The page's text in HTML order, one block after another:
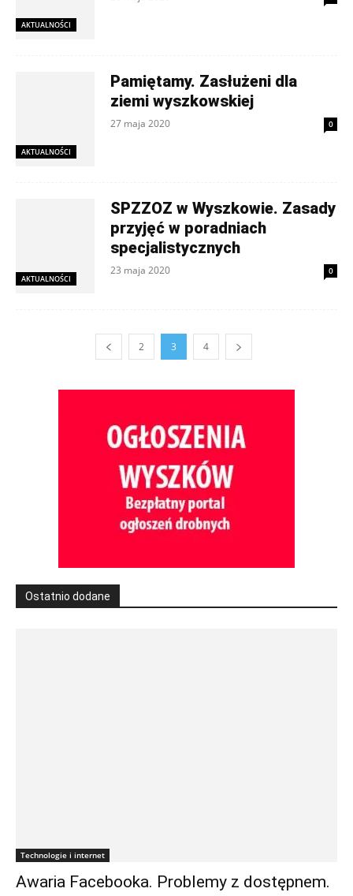
AKTUALNOŚCI
AKTUALNOŚCI
Pamiętamy. Zasłużeni dla
ziemi wyszkowskiej
27 maja 2020 0
AKTUALNOŚCI
SPZZOZ w Wyszkowie. Zasady
przyjęć w poradniach
specjalistycznych
23 maja 2020 0
2 3 4
Ostatnio dodane
Technologie i internet
Awaria Facebooka. Problemy z dostępnem.